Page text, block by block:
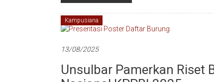
Kampusiana
13/08/2025
Unsulbar Pamerkan Riset